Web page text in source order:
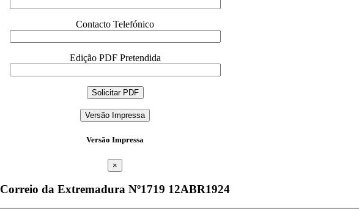
Contacto Telefónico
Edição PDF Pretendida
Versão Impressa
Versão Impressa
×
Correio da Extremadura Nº1719 12ABR1924